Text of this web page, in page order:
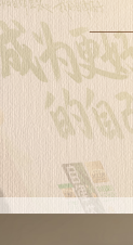
活体育大会
一带一路
云顶对话 云起